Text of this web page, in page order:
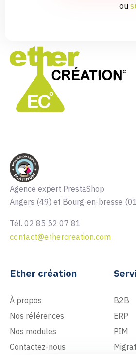
ou
Agence expert PrestaShop
Angers (49) et Bourg-en-bresse
Tél. 02 85 52 07 81
contact@ethercreation.com
Ether création
À propos
Nos références
Nos modules
Contactez-nous
B2B
ERP
PIM